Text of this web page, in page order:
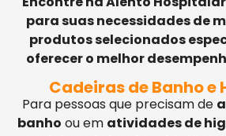
para suas necessidades de
produtos selecionados
oferecer o melhor
Cadeiras de Banho e
Para pessoas que precisam de
banho ou em atividades de